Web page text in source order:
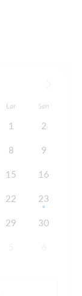
Lør Søn
1 2
8 9
15 16
22 23
29 30